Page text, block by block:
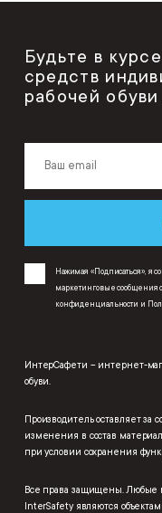
Будьте в
средств
рабочей
Нажимая «Подписаться», я
маркетинговые сообщения
конфиденциальности и
ИнтерСафети – интернет-
обуви.
Производитель оставляет за
изменения в состав
при условии сохранения
Все права защищены. Любые
InterSafety являются